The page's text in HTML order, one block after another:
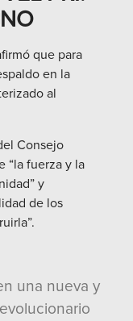
que para
en la
al
Consejo
“la fuerza y la
y
de los
una nueva y